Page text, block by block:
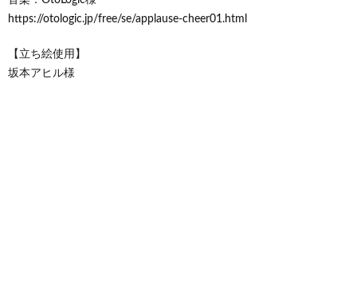
https://otologic.jp/free/se/applause-cheer01.html
【立ち絵使用】
坂本アヒル様